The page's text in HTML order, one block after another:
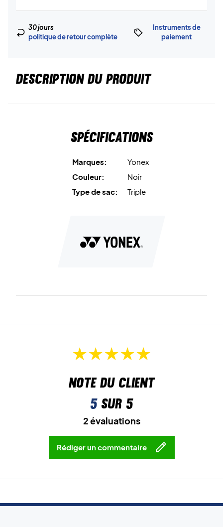
30 jours
politique de retour complète
Instruments de
paiement
DESCRIPTION DU PRODUIT
Spécifications
Marques:
Yonex
Couleur:
Noir
Type de sac:
Triple
Note du client
5sur 5
2 évaluations
Rédiger un commentaire